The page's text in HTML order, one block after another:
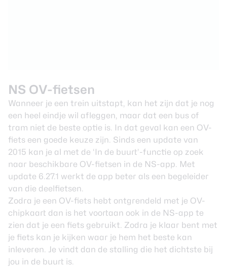
NS OV-fietsen
Wanneer je een trein uitstapt, kan het zijn dat je nog
een heel eindje wil afleggen, maar dat een bus of
tram niet de beste optie is. In dat geval kan een OV-
fiets een goede keuze zijn. Sinds een update van
2015 kan je al met de ‘In de buurt’-functie op zoek
naar beschikbare OV-fietsen in de NS-app. Met
update 6.27.1 werkt de app beter als een begeleider
van die deelfietsen.
Zodra je een OV-fiets hebt ontgrendeld met je OV-
chipkaart dan is het voortaan ook in de NS-app te
zien dat je een fiets gebruikt. Zodra je klaar bent met
je fiets kan je kijken waar je hem het beste kan
inleveren. Je vindt dan de stalling die het dichtste bij
jou in de buurt is.